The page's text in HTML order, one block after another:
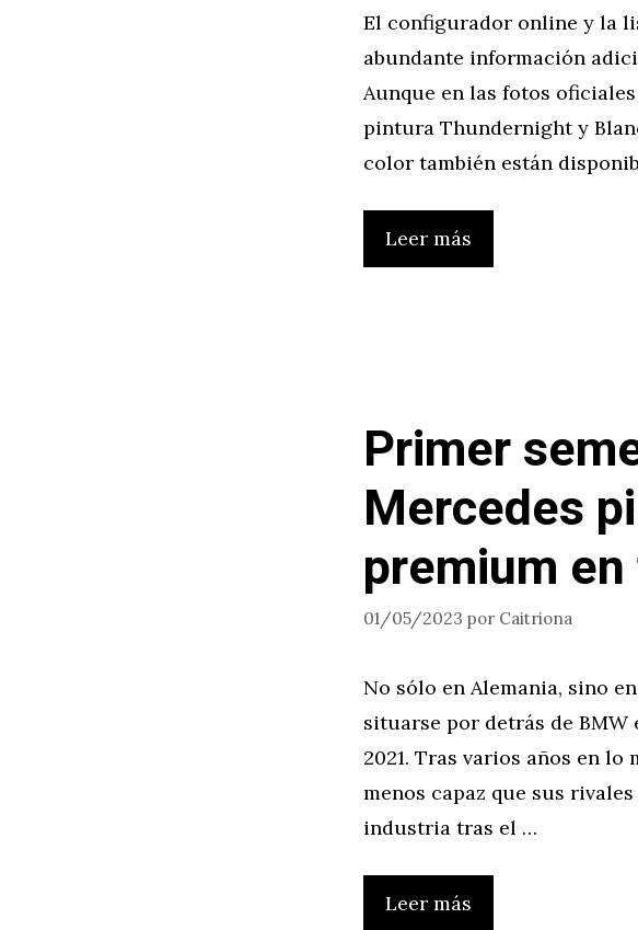
El configurador online y la
abundante información
Aunque en las fotos
pintura Thundernight y
color también están
Leer más
Primer
Mercedes
premium
01/05/2023 por Caitriona
No sólo en Alemania, sino
situarse por detrás de
2021. Tras varios años en
menos capaz que sus
industria tras el …
Leer más